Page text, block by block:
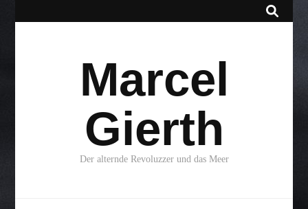
Marcel
Gierth
Der alternde Revoluzzer und das Meer